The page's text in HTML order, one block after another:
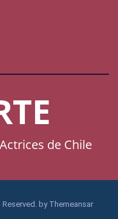
de Chile
Reserved. byThemeansar